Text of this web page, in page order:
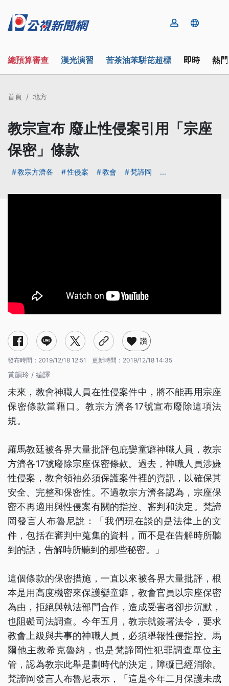
總預算審查 漢光演習 苦茶油苯駢芘超標 即時 熱
首頁 地方
教宗宣布 廢止性侵案引用「宗座
保密」條款
教宗方濟各 性侵案 教會 梵諦岡 ...
讚
發布時間： 2019/12/18 12:51 更新時間： 2019/12/18 14:35
黃韻玲 / 編譯
未來，教會神職人員在性侵案件中，將不能再用宗座
保密條款當藉口。教宗方濟各17號宣布廢除這項法
規。
羅馬教廷被各界大量批評包庇孌童癖神職人員，教宗
方濟各17號廢除宗座保密條款。過去，神職人員涉嫌
性侵案，教會領袖必須保護案件裡的資訊，以確保其
安全、完整和保密性。不過教宗方濟各認為，宗座保
密不再適用與性侵案有關的指控、審判和決定。梵諦
岡發言人布魯尼說：「我們現在談的是法律上的文
件，包括在審判中蒐集的資料，而不是在告解時所聽
到的話，告解時所聽到的那些秘密。」
這個條款的保密措施，一直以來被各界大量批評，根
本是用高度機密來保護孌童癖，教會官員以宗座保密
為由，拒絕與執法部門合作，造成受害者卻步沉默，
也阻礙司法調查。今年五月，教宗就簽署法令，要求
教會上級與共事的神職人員，必須舉報性侵指控。馬
爾他主教希克魯納，也是梵諦岡性犯罪調查單位主
管，認為教宗此舉是劃時代的決定，障礙已經消除。
梵諦岡發言人布魯尼表示，「這是今年二月保護未成